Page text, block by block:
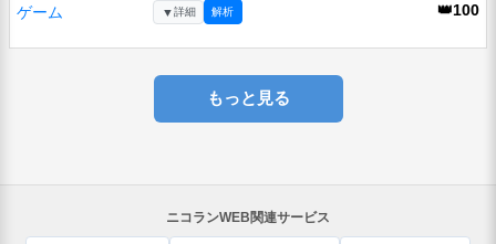
ゲーム 👑100
▼詳細 解析
もっと見る
ニコランWEB関連サービス